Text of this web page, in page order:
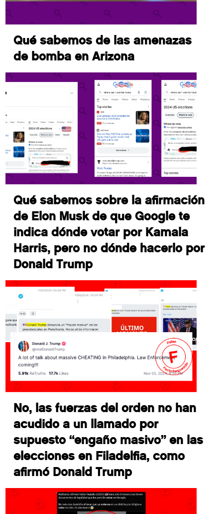
Qué sabemos de las amenazas
de bomba en Arizona
Qué sabemos sobre la afirmación
de Elon Musk de que Google te
indica dónde votar por Kamala
Harris, pero no dónde hacerlo por
Donald Trump
No, las fuerzas del orden no han
acudido a un llamado por
supuesto “engaño masivo” en las
elecciones en Filadelfia, como
afirmó Donald Trump